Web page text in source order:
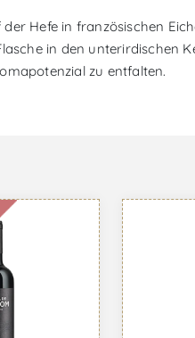
Hefe in französischen
in den unterirdischen
zu entfalten.